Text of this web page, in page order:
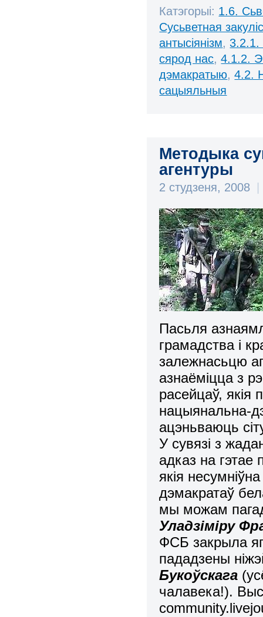
Катэгорыі: 1.6.
Сусьветная
антысіянізм, 3.2.1.
сярод нас,4.1.2.
дэмакратыю,4.2.
сацыяльныя
Методыка
агентуры
2 студзеня, 2008
Пасьля
грамадства і
залежнасьцю
азнаёміцца з
расейцаў, якія
нацыянальна-
ацэньваюць
У сувязі з
адказ на
якія
дэмакратаў
мы можам
Уладзіміру
ФСБ закрыла
пададзены
Букоўскага
чалавека!).